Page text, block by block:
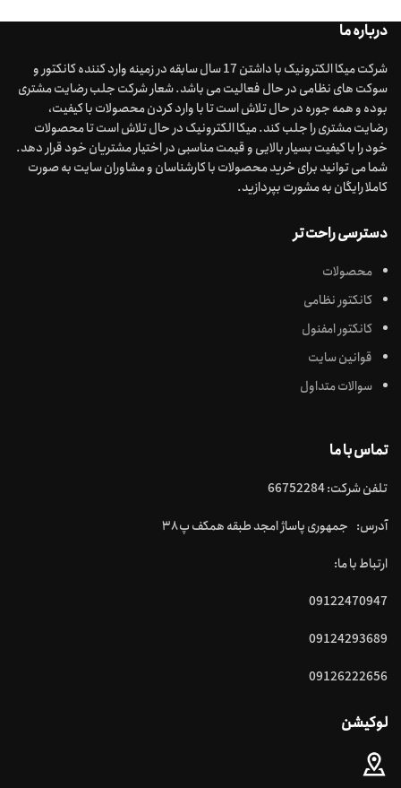
درباره ما
شرکت میکا الکترونیک با داشتن 17 سال سابقه در زمینه وارد کننده کانکتور و
سوکت های نظامی در حال فعالیت می باشد. شعار شرکت جلب رضایت مشتری
بوده و همه جوره در حال تلاش است تا با وارد کردن محصولات با کیفیت،
رضایت مشتری را جلب کند. میکا الکترونیک در حال تلاش است تا محصولات
خود را با کیفیت بسیار بالایی و قیمت مناسبی در اختیار مشتریان خود قرار دهد.
شما می توانید برای خرید محصولات با کارشناسان و مشاوران سایت به صورت
کاملا رایگان به مشورت بپردازید.
دسترسی راحت تر
محصولات
کانکتور نظامی
کانکتور امفنول
قوانین سایت
سوالات متداول
تماس با ما
تلفن شرکت: 66752284
آدرس: جمهوری پاساژ امجد طبقه همکف پ ۳۸
ارتباط با ما:
09122470947
09124293689
09126222656
لوکیشن